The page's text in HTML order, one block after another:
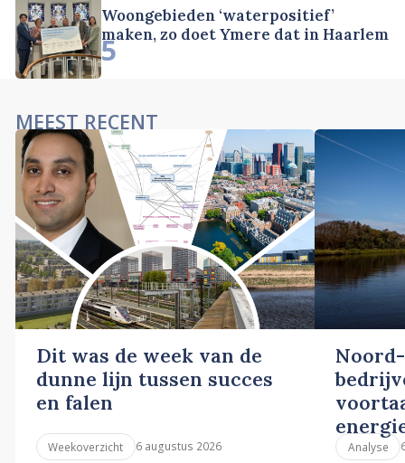
Woongebieden ‘waterpositief’
maken, zo doet Ymere dat in Haarlem
5
MEEST RECENT
Dit was de week van de
dunne lijn tussen succes
en falen
Weekoverzicht 6 augustus 2026 Analyse